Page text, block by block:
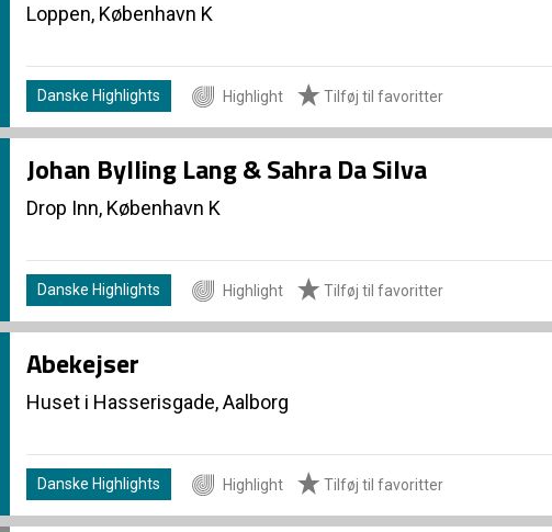
Loppen, København K
Danske Highlights Highlight Tilføj til favoritter
Johan Bylling Lang & Sahra Da Silva
Drop Inn, København K
Danske Highlights Highlight Tilføj til favoritter
Abekejser
Huset i Hasserisgade, Aalborg
Danske Highlights Highlight Tilføj til favoritter